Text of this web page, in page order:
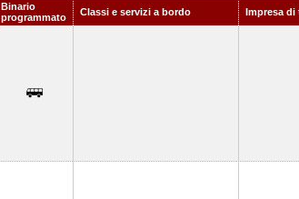
Binario
programmato
Classi e servizi a bordo Impresa di